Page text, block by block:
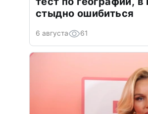
стыдно ошибиться
6 августа 61